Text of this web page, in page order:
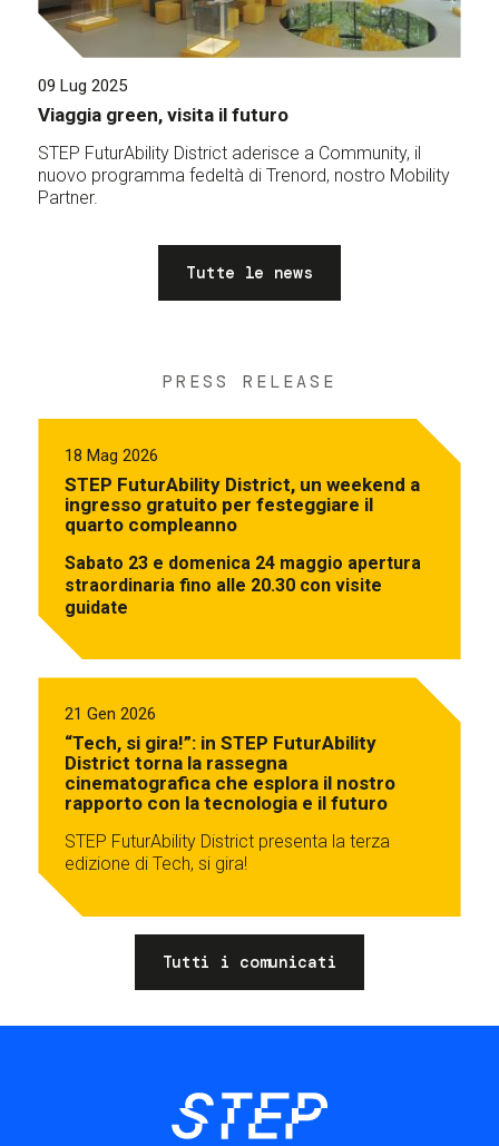
09 Lug 2025
Viaggia green, visita il futuro
STEP FuturAbility District aderisce a Community, il
nuovo programma fedeltà di Trenord, nostro Mobility
Partner.
Tutte le news
PRESS RELEASE
18 Mag 2026
STEP FuturAbility District, un weekend a
ingresso gratuito per festeggiare il
quarto compleanno
Sabato 23 e domenica 24 maggio apertura
straordinaria fino alle 20.30 con visite
guidate
21 Gen 2026
“Tech, si gira!”: in STEP FuturAbility
District torna la rassegna
cinematografica che esplora il nostro
rapporto con la tecnologia e il futuro
STEP FuturAbility District presenta la terza
edizione di Tech, si gira!
Tutti i comunicati